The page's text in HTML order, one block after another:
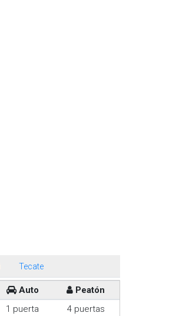
Tecate
Auto
Peatón
1 puerta
4 puertas